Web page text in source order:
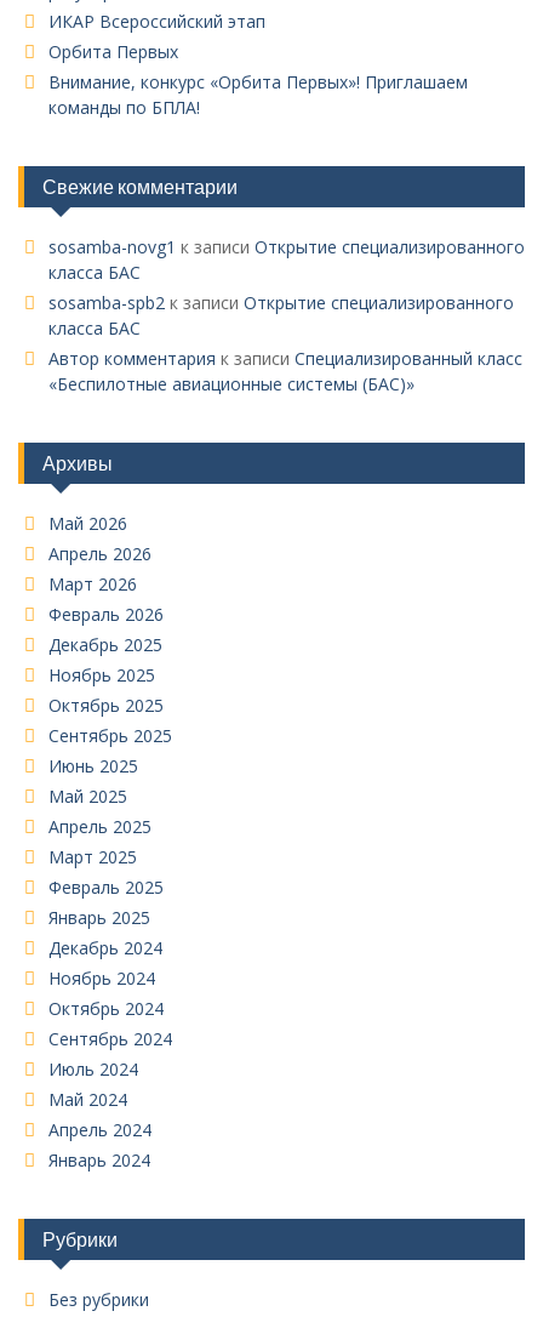
ИКАР Всероссийский этап
Орбита Первых
Внимание, конкурс «Орбита Первых»! Приглашаем
команды по БПЛА!
Свежие комментарии
sosamba-novg1 к записи Открытие специализированного
класса БАС
sosamba-spb2 к записи Открытие специализированного
класса БАС
Автор комментария к записи Специализированный класс
«Беспилотные авиационные системы (БАС)»
Архивы
Май 2026
Апрель 2026
Март 2026
Февраль 2026
Декабрь 2025
Ноябрь 2025
Октябрь 2025
Сентябрь 2025
Июнь 2025
Май 2025
Апрель 2025
Март 2025
Февраль 2025
Январь 2025
Декабрь 2024
Ноябрь 2024
Октябрь 2024
Сентябрь 2024
Июль 2024
Май 2024
Апрель 2024
Январь 2024
Рубрики
Без рубрики